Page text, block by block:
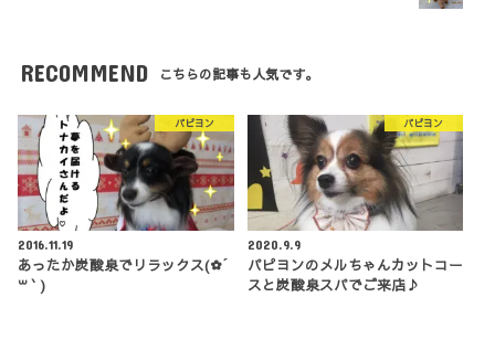
RECOMMEND こちらの記事も人気です。
パピヨン
2016.11.19
あったか炭酸泉でリラックス(✿´
꒳ ` )
パピヨン
2020.9.9
パピヨンのメルちゃんカットコー
スと炭酸泉スパでご来店♪